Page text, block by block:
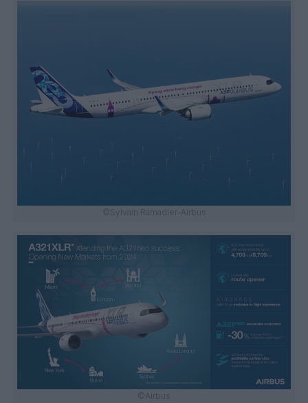
©Sylvain Ramadier-Airbus
©Airbus